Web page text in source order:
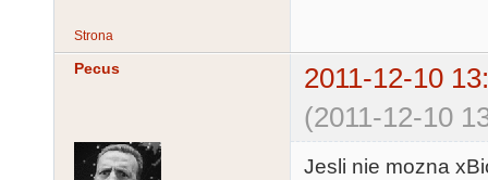
Strona
Pecus
2011-12-10
(2011-12-10
Jesli nie mozna